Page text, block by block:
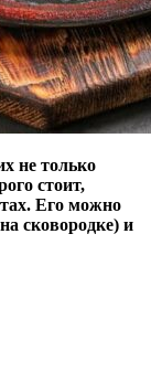
не только
стоит,
Его можно
сковородке) и